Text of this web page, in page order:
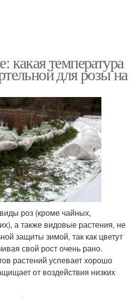
какая температура
для розы на
роз (кроме чайных,
а также видовые растения, не
защиты зимой, так как цветут
свой рост очень рано.
растений успевает хорошо
от воздействия низких